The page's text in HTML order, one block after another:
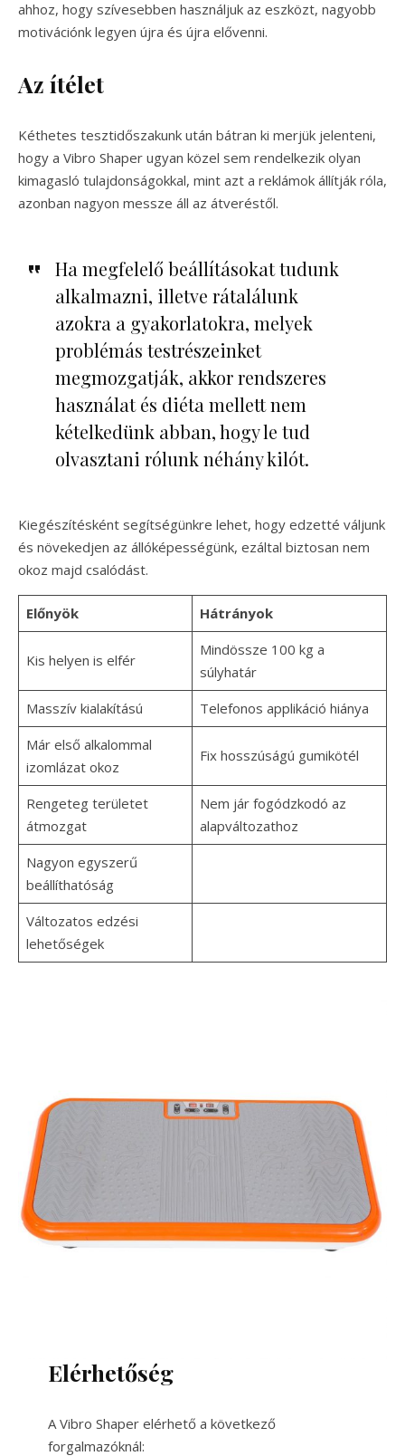
ahhoz, hogy szívesebben használjuk az eszközt, nagyobb
motivációnk legyen újra és újra elővenni.
Az ítélet
Kéthetes tesztidőszakunk után bátran ki merjük jelenteni,
hogy a Vibro Shaper ugyan közel sem rendelkezik olyan
kimagasló tulajdonságokkal, mint azt a reklámok állítják róla,
azonban nagyon messze áll az átveréstől.
Ha megfelelő beállításokat tudunk
alkalmazni, illetve rátalálunk
azokra a gyakorlatokra, melyek
problémás testrészeinket
megmozgatják, akkor rendszeres
használat és diéta mellett nem
kételkedünk abban, hogy le tud
olvasztani rólunk néhány kilót.
Kiegészítésként segítségünkre lehet, hogy edzetté váljunk
és növekedjen az állóképességünk, ezáltal biztosan nem
okoz majd csalódást.
Előnyök Hátrányok
Kis helyen is elfér
Mindössze 100 kg a
súlyhatár
Masszív kialakítású
Telefonos applikáció hiánya
Már első alkalommal
izomlázat okoz
Fix hosszúságú gumikötél
Rengeteg területet
átmozgat
Nem jár fogódzkodó az
alapváltozathoz
Nagyon egyszerű
beállíthatóság
Változatos edzési
lehetőségek
Elérhetőség
A Vibro Shaper elérhető a következő
forgalmazóknál: